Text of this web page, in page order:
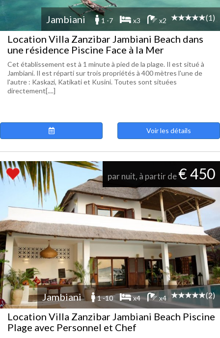
Jambiani 1 -7 x3 x2 (1)
Location Villa Zanzibar Jambiani Beach dans
une résidence Piscine Face à la Mer
Cet établissement est à 1 minute à pied de la plage. Il est situé à
Jambiani. Il est réparti sur trois propriétés à 400 mètres l'une de
l'autre : Kaskazi, Katikati et Kusini. Toutes sont situées
directement[....]
Voir les détails
par nuit, à partir de€ 450
Jambiani 1 -10 x4 x4 (2)
Location Villa Zanzibar Jambiani Beach Piscine
Plage avec Personnel et Chef